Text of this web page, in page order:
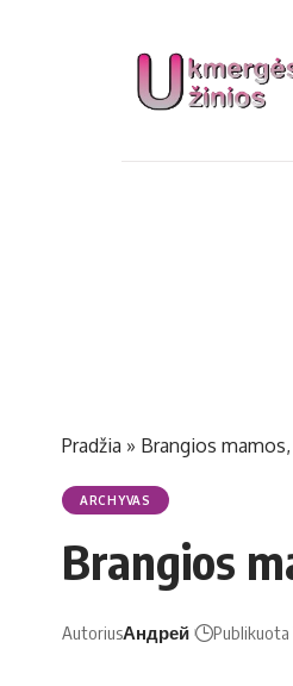
Pradžia » Brangios mamos,
ARCHYVAS
Brangios
AutoriusАндрей Publikuota